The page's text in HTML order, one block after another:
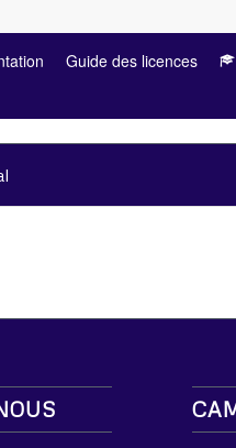
Guide des licences